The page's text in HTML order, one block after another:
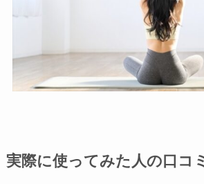
実際に使ってみた人の口コ